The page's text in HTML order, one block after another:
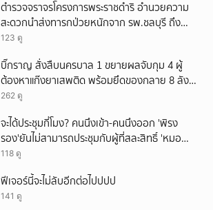
บอกอะไรทางเจ้าตัวเลย
ตำรวจจราจรโครงการพระราชดำริ อำนวยความ
สะดวกนำส่งทารกป่วยหนักจาก รพ.ชลบุรี ถึง
รพ.ศิริราช
123 ดู
บิ๊กราญ สั่งสืบนครบาล 1 ขยายผลจับกุม 4 ผู้
ต้องหาแก๊งยาเสพติด พร้อมยึดของกลาย 8 ลัง
ส่งผ่านขนส่งเอกชนเข้า กทม.
262 ดู
จะได้ประชุมกี่โมง? คนนึงเข้า-คนนึงออก 'พิรง
รอง'ยันไม่สามารถประชุมกับผู้ที่สละสิทธิ์ 'หมอ
สรณ'ชี้ ไม่มีใครสั่งให้ผมหยุดปฏิบัติหน้าที่
118 ดู
ฟีเจอร์นี้จะไม่ลับอีกต่อไปปปป
141 ดู